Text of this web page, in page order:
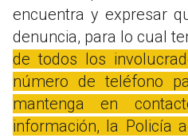
encuentra y expresar
denuncia, para lo cual
de todos los
número de teléfono
mantenga en
información, la Policía